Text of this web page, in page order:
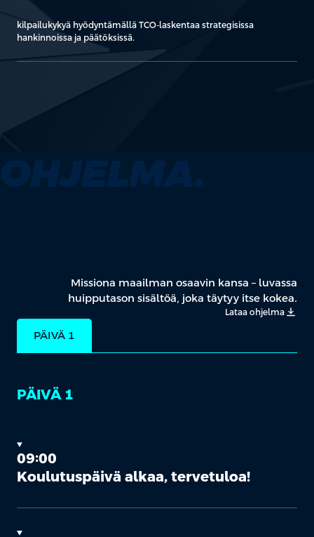
kilpailukykyä hyödyntämällä TCO-laskentaa strategisissa
hankinnoissa ja päätöksissä.
Missiona maailman osaavin kansa – luvassa
huipputason sisältöä, joka täytyy itse kokea.
Lataa ohjelma
PÄIVÄ 1
PÄIVÄ 1
09:00
Koulutuspäivä alkaa, tervetuloa!